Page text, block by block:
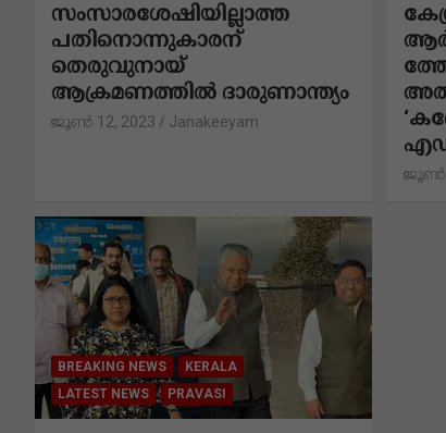
സംസാരശേഷിയില്ലാത്ത
പതിനൊന്നുകാരന്
തെരുവുനായ്
ആക്രമണത്തില്‍ ദാരുണാന്ത്യം
ജൂൺ 12, 2023 Janakeeyam
ജൂൺ
BREAKING NEWS
KERALA
LATEST NEWS
PRAVASI